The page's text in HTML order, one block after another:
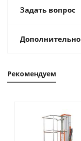
Задать вопрос
Дополнительно
Рекомендуем